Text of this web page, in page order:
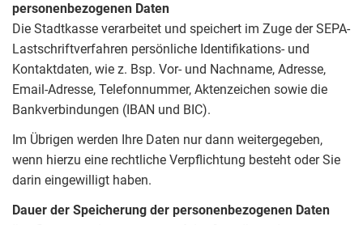
personenbezogenen Daten
Die Stadtkasse verarbeitet und speichert im Zuge der SEPA-
Lastschriftverfahren persönliche Identifikations- und
Kontaktdaten, wie z. Bsp. Vor- und Nachname, Adresse,
Email-Adresse, Telefonnummer, Aktenzeichen sowie die
Bankverbindungen (IBAN und BIC).
Im Übrigen werden Ihre Daten nur dann weitergegeben,
wenn hierzu eine rechtliche Verpflichtung besteht oder Sie
darin eingewilligt haben.
Dauer der Speicherung der personenbezogenen Daten